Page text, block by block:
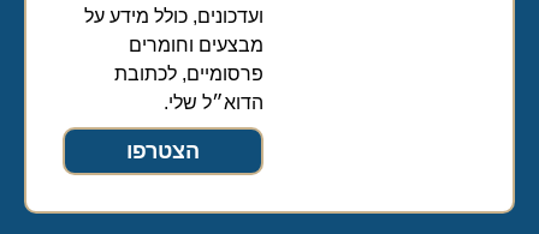
ועדכונים, כולל מידע על
מבצעים וחומרים
פרסומיים, לכתובת
הדוא״ל שלי.
הצטרפו